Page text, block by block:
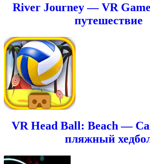
River Journey — VR
путешествие
VR Head Ball: Beach —
пляжный